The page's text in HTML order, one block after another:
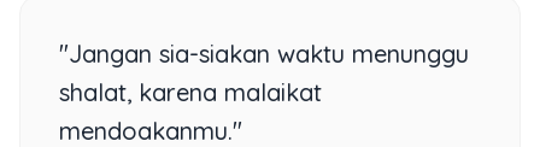
"Jangan sia-siakan waktu menunggu
shalat, karena malaikat
mendoakanmu."